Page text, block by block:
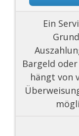
Ein
Bargeld
hängt von